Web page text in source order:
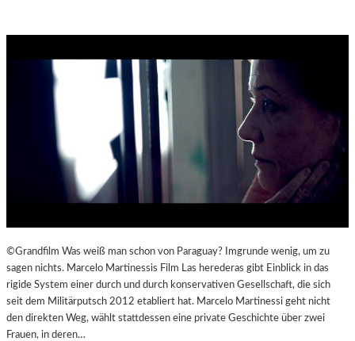
©Grandfilm Was weiß man schon von Paraguay? Imgrunde wenig, um zu
sagen nichts. Marcelo Martinessis Film Las herederas gibt Einblick in das
rigide System einer durch und durch konservativen Gesellschaft, die sich
seit dem Militärputsch 2012 etabliert hat. Marcelo Martinessi geht nicht
den direkten Weg, wählt stattdessen eine private Geschichte über zwei
Frauen, in deren…